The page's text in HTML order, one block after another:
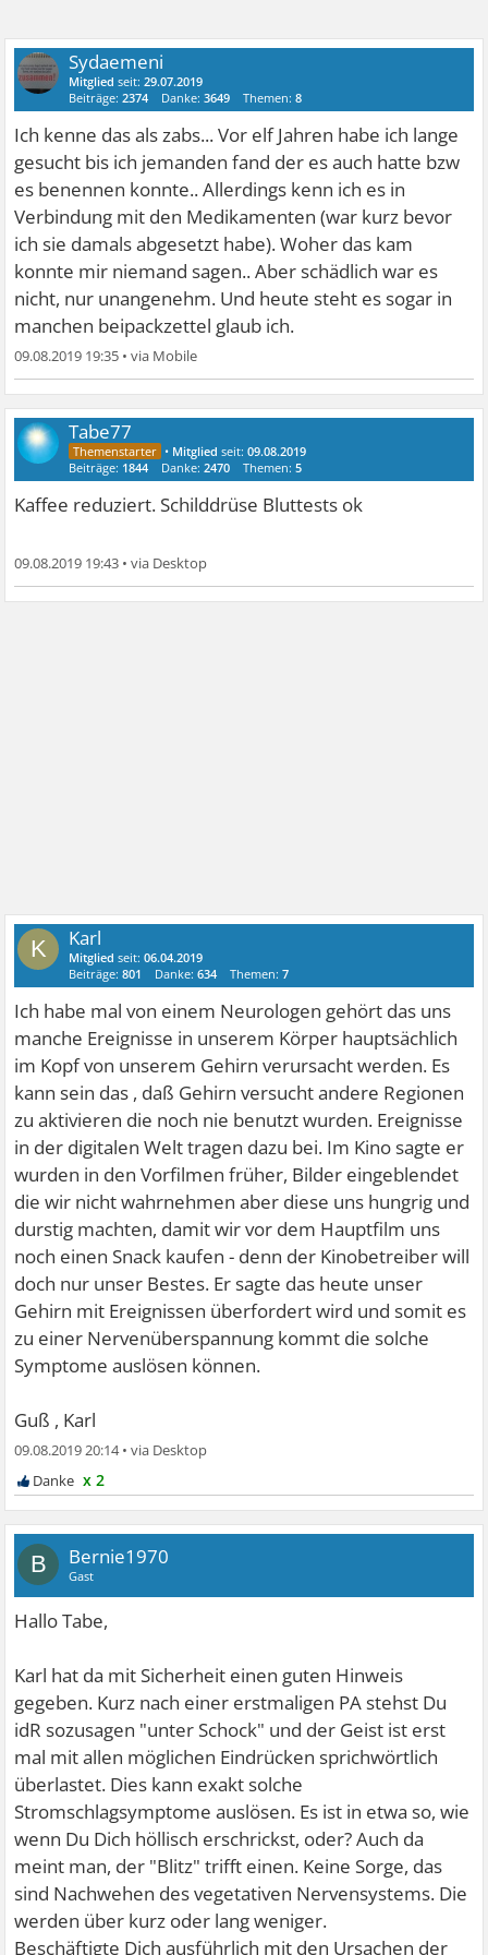
Sydaemeni
Mitglied seit:29.07.2019
Beiträge:2374 Danke:3649 Themen:8
Ich kenne das als zabs... Vor elf Jahren habe ich lange
gesucht bis ich jemanden fand der es auch hatte bzw
es benennen konnte.. Allerdings kenn ich es in
Verbindung mit den Medikamenten (war kurz bevor
ich sie damals abgesetzt habe). Woher das kam
konnte mir niemand sagen.. Aber schädlich war es
nicht, nur unangenehm. Und heute steht es sogar in
manchen beipackzettel glaub ich.
09.08.2019 19:35 •
Tabe77
• Mitglied seit:09.08.2019
Beiträge: 1844 Danke:2470 Themen:5
Kaffee reduziert. Schilddrüse Bluttests ok
09.08.2019 19:43 •
K Karl
Mitglied seit:06.04.2019
Beiträge:801 Danke:634 Themen:7
Ich habe mal von einem Neurologen gehört das uns
manche Ereignisse in unserem Körper hauptsächlich
im Kopf von unserem Gehirn verursacht werden. Es
kann sein das , daß Gehirn versucht andere Regionen
zu aktivieren die noch nie benutzt wurden. Ereignisse
in der digitalen Welt tragen dazu bei. Im Kino sagte er
wurden in den Vorfilmen früher, Bilder eingeblendet
die wir nicht wahrnehmen aber diese uns hungrig und
durstig machten, damit wir vor dem Hauptfilm uns
noch einen Snack kaufen - denn der Kinobetreiber will
doch nur unser Bestes. Er sagte das heute unser
Gehirn mit Ereignissen überfordert wird und somit es
zu einer Nervenüberspannung kommt die solche
Symptome auslösen können.
Guß , Karl
09.08.2019 20:14•
x 2
B Bernie1970
Gast
Hallo Tabe,
Karl hat da mit Sicherheit einen guten Hinweis
gegeben. Kurz nach einer erstmaligen PA stehst Du
idR sozusagen "unter Schock" und der Geist ist erst
mal mit allen möglichen Eindrücken sprichwörtlich
überlastet. Dies kann exakt solche
Stromschlagsymptome auslösen. Es ist in etwa so, wie
wenn Du Dich höllisch erschrickst, oder? Auch da
meint man, der "Blitz" trifft einen. Keine Sorge, das
sind Nachwehen des vegetativen Nervensystems. Die
werden über kurz oder lang weniger.
Beschäftigte Dich ausführlich mit den Ursachen der